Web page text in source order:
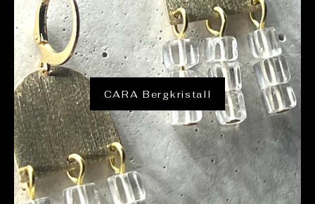
CARA Bergkristall